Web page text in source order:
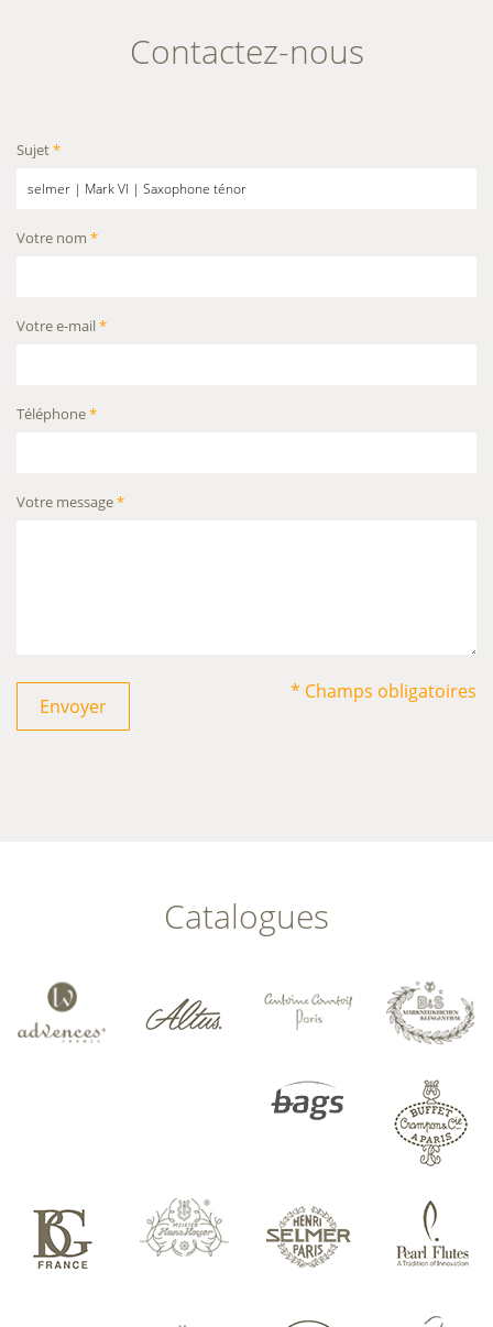
Contactez-nous
Sujet*
Votre nom *
Votre e-mail*
Téléphone*
Votre message*
Envoyer
* Champs obligatoires
Catalogues